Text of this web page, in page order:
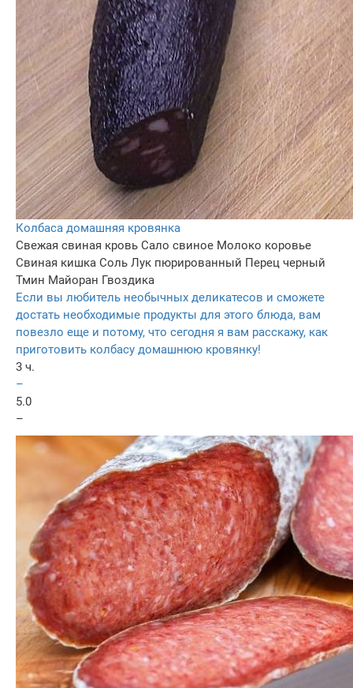
Колбаca домaшняя кровянкa
Свежая свиная кровь Сало свиное Молоко коровье
Свиная кишка Соль Лук пюрированный Перец черный
Тмин Майоран Гвоздика
Если вы любитель необычных деликатесов и сможете
достать необходимые продукты для этого блюда, вам
повезло еще и потому, что сегодня я вам расскажу, как
приготовить колбасу домашнюю кровянку!
3 ч.
–
5.0
–